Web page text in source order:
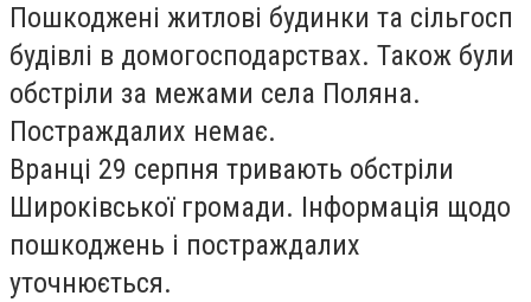
Пошкоджені житлові будинки та сільгосп
будівлі в домогосподарствах. Також були
обстріли за межами села Поляна.
Постраждалих немає.
Вранці 29 серпня тривають обстріли
Широківської громади. Інформація щодо
пошкоджень і постраждалих
уточнюється.